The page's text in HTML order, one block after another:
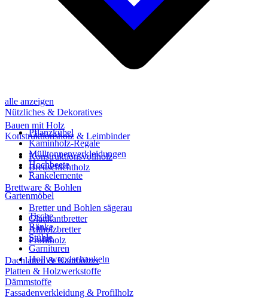
alle anzeigen
Nützliches & Dekoratives
Pflanzkübel
Kaminholz-Regale
Mülltonnenverkleidungen
Hochbeete
Rankelemente
Gartenmöbel
Tische
Bänke
Stühle
Garnituren
Hollywoodschaukeln
Bauen mit Holz
Konstruktionsholz & Leimbinder
Konstruktionsvollholz
Brettschichtholz
Brettware & Bohlen
Bretter und Bohlen sägerau
Glattkantbretter
Altholzbretter
Profilholz
Dachlatten & Kanthölzer
Platten & Holzwerkstoffe
Dämmstoffe
Fassadenverkleidung & Profilholz